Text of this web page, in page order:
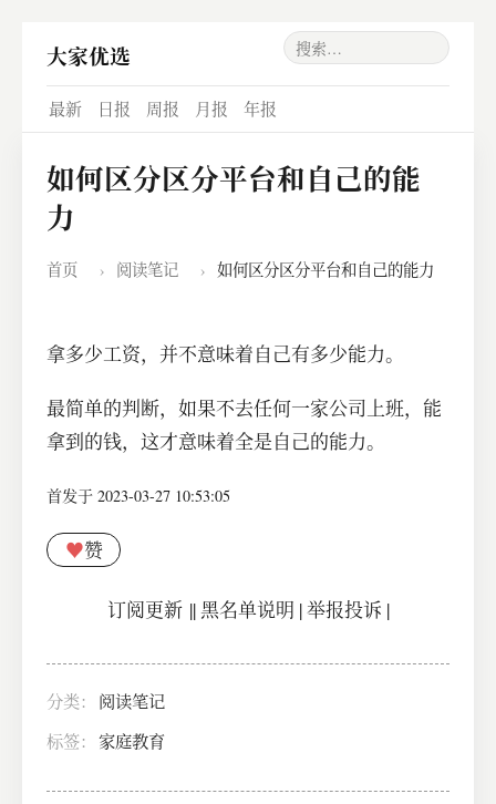
大家优选
最新 日报 周报 月报 年报
如何区分区分平台和自己的能
力
首页 › 阅读笔记 › 如何区分区分平台和自己的能力
拿多少工资，并不意味着自己有多少能力。
最简单的判断，如果不去任何一家公司上班，能
拿到的钱，这才意味着全是自己的能力。
首发于 2023-03-27 10:53:05
♥赞
订阅更新||黑名单说明 |举报投诉 |
分类：
阅读笔记
标签： 家庭教育